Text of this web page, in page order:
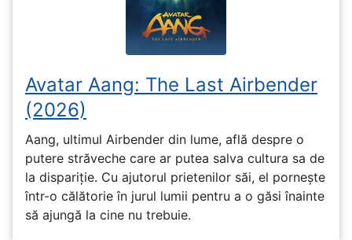
Avatar Aang: The Last Airbender
(2026)
Aang, ultimul Airbender din lume, află despre o
putere străveche care ar putea salva cultura sa de
la dispariție. Cu ajutorul prietenilor săi, el pornește
într-o călătorie în jurul lumii pentru a o găsi înainte
să ajungă la cine nu trebuie.